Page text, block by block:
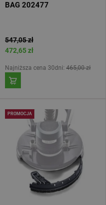
BAG 202477
547,05 zł
472,65 zł
Najniższa cena 30dni: 465,00 zł
PROMOCJA